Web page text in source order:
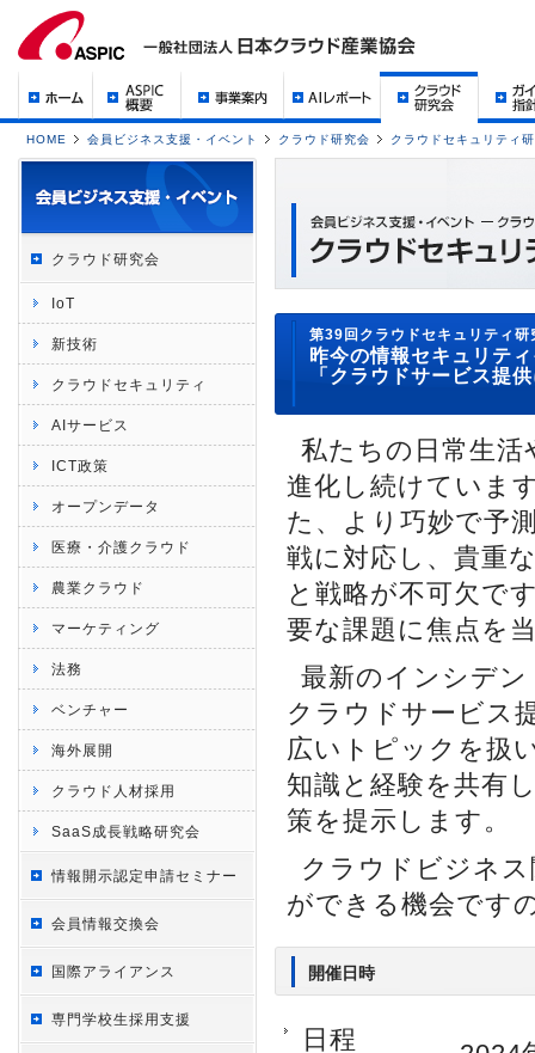
HOME 会員ビジネス支援・イベント クラウド研究会 クラウドセキュリティ
クラウド研究会
IoT
新技術
クラウドセキュリティ
AIサービス
ICT政策
オープンデータ
医療・介護クラウド
農業クラウド
マーケティング
法務
ベンチャー
海外展開
クラウド人材採用
SaaS成長戦略研究会
情報開示認定申請セミナー
会員情報交換会
国際アライアンス
専門学校生採用支援
第39回クラウドセキュリティ研
昨今の情報セキュリテ
「クラウドサービス提
私たちの日常生
進化し続けていま
た、より巧妙で予
戦に対応し、貴重
と戦略が不可欠で
要な課題に焦点を
最新のインシデ
クラウドサービス
広いトピックを扱
知識と経験を共有
策を提示します。
クラウドビジネ
ができる機会です
開催日時
日程